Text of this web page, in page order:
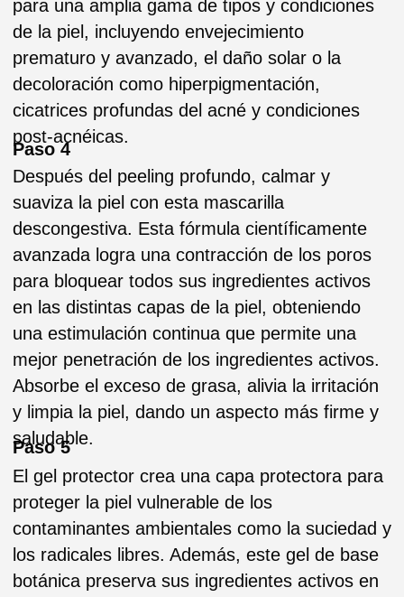
proceso de corrección natural de las células
mientras bloquea los rayos dañinos del sol
para una alta protección de la piel tras el
tratamiento.